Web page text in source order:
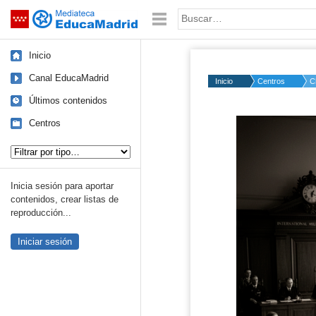
Saltar navegación Palabra o frase:
Inicio
Canal EducaMadrid
Últimos contenidos
Centros
Inicia sesión para aportar
contenidos, crear listas de
reproducción...
Iniciar sesión
Inicio Centros